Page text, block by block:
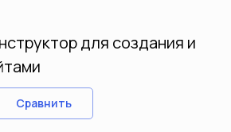
для создания и
Сравнить